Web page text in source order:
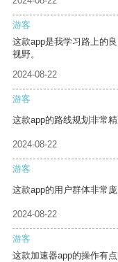
游客
这款app是我学习路上的
视野。
2024-08-22
游客
这款app的路线规划非常
2024-08-22
游客
这款app的用户群体非常
2024-08-22
游客
这款加速器app的操作有